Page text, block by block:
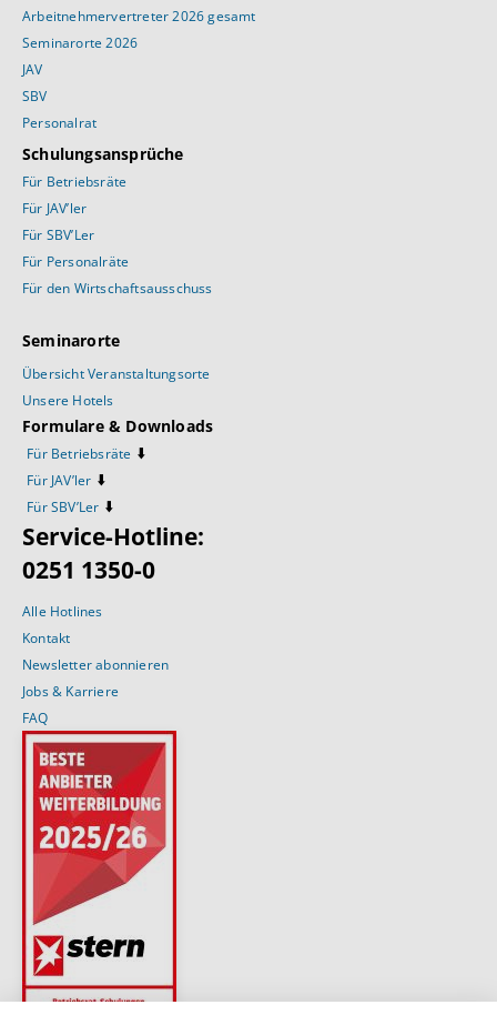
Arbeitnehmervertreter 2026 gesamt
Seminarorte 2026
JAV
SBV
Personalrat
Schulungsansprüche
Für Betriebsräte
Für JAV’ler
Für SBV’Ler
Für Personalräte
Für den Wirtschaftsausschuss
Seminarorte
Übersicht Veranstaltungsorte
Unsere Hotels
Formulare & Downloads
Für Betriebsräte ⬇️
Für JAV’ler ⬇️
Für SBV’Ler ⬇️
Service-Hotline:
0251 1350-0
Alle Hotlines
Kontakt
Newsletter abonnieren
Jobs & Karriere
FAQ